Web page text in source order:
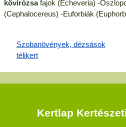
kövirózsafajok (Echeveria) -
(Cephalocereus) -Euforbiák
Kertlap